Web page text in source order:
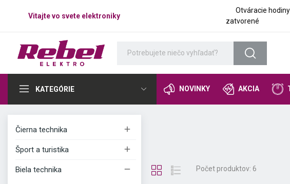
Vitajte vo svete elektroniky
Otváracie
zatvorené
KATEGÓRIE NOVINKY AKCIA
Čierna technika 
Šport a turistika 
Biela technika  Počet produktov: 6